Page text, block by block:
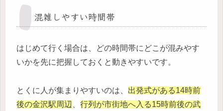
混雑しやすい時間帯
はじめて行く場合は、どの時間帯にどこが混みやす
いかを先に把握しておくと動きやすいです。
とくに人が集まりやすいのは、 出発式がある14時前
後の金沢駅周辺
行列が市街地へ入る15時前後の武